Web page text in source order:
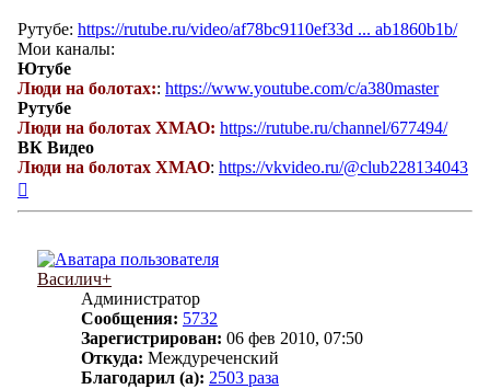
Рутубе: https://rutube.ru/video/af78bc9110ef33d ... ab1860b1b/
Мои каналы:
Ютубе
Люди на болотах:: https://www.youtube.com/c/a380master
Рутубе
Люди на болотах ХМАО: https://rutube.ru/channel/677494/
ВК Видео
Люди на болотах ХМАО: https://vkvideo.ru/@club228134043
Василич+
Администратор
Сообщения: 5732
Зарегистрирован: 06 фев 2010, 07:50
Откуда: Междуреченский
Благодарил (а): 2503 раза